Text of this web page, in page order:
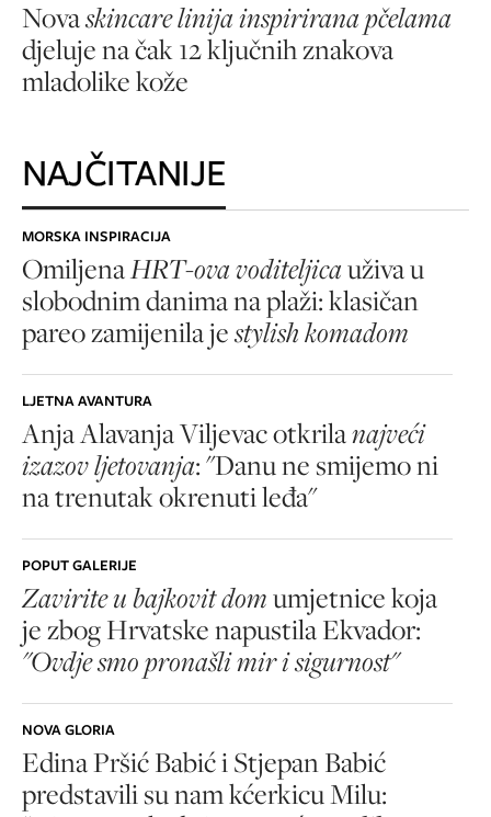
Novaskincare linija inspirirana pčelama
djeluje na čak 12 ključnih znakova
mladolike kože
NAJČITANIJE
MORSKA INSPIRACIJA
OmiljenaHRT-ova voditeljicauživa u
slobodnim danima na plaži: klasičan
pareo zamijenila jestylish komadom
LJETNA AVANTURA
Anja Alavanja Viljevac otkrilanajveći
izazov ljetovanja: "Danu ne smijemo ni
na trenutak okrenuti leđa"
POPUT GALERIJE
Zavirite u bajkovit domumjetnice koja
je zbog Hrvatske napustila Ekvador:
"Ovdje smo pronašli mir i sigurnost"
NOVA GLORIA
Edina Pršić Babić i Stjepan Babić
predstavili su nam kćerkicu Milu: